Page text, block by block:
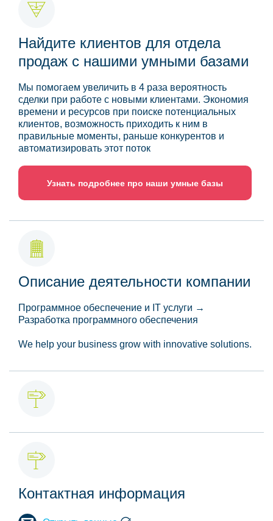
Найдите клиентов для отдела
продаж с нашими умными базами
Мы помогаем увеличить в 4 раза вероятность
сделки при работе с новыми клиентами. Экономия
времени и ресурсов при поиске потенциальных
клиентов, возможность приходить к ним в
правильные моменты, раньше конкурентов и
автоматизировать этот поток
Узнать подробнее про наши умные базы
Описание деятельности компании
Программное обеспечение и IT услуги →
Разработка программного обеспечения
We help your business grow with innovative solutions.
Контактная информация